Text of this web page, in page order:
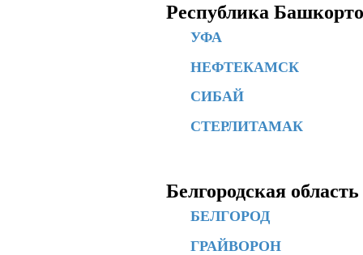
Республика
УФА
НЕФТЕКАМСК
СИБАЙ
СТЕРЛИТАМАК
Белгородская область
БЕЛГОРОД
ГРАЙВОРОН